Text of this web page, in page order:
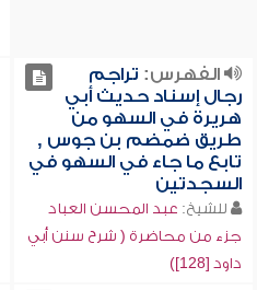
الفهرس: تراجم
رجال إسناد حديث أبي
هريرة في السهو من
طريق ضمضم بن جوس ,
تابع ما جاء في السهو في
السجدتين
للشيخ: عبد المحسن العباد
جزء من محاضرة ( شرح سنن أبي
داود [128])